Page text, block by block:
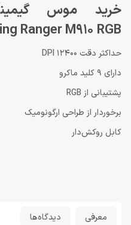
Ranger M910 RGB
حداکثر دقت 12400 DPI
دارای 9 کلید ماکرو
پشتیبانی از RGB
برخوردار از طراحی ارگونومیک
کابل روکش‌دار
معرفی دیدگاه‌ها